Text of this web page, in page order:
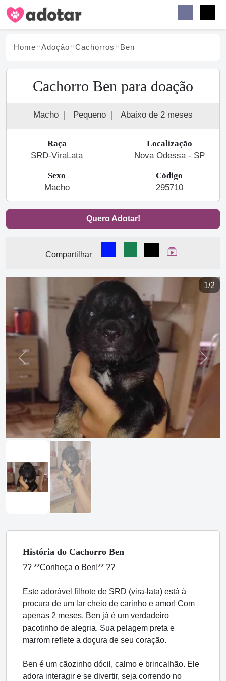
Home Adoção Cachorros Ben
Cachorro Ben para doação
Macho | Pequeno | Abaixo de 2 meses
Raça
SRD-ViraLata
Localização
Nova Odessa - SP
Sexo
Macho
Código
295710
Quero Adotar!
Compartilhar
Compartilhar no Facebook
Compartilhar no
Compartilhar
Ver Web Story
1/2
Previous Next
História do Cachorro Ben
?? **Conheça o Ben!** ??
Este adorável filhote de SRD (vira-lata) está à
procura de um lar cheio de carinho e amor! Com
apenas 2 meses, Ben já é um verdadeiro
pacotinho de alegria. Sua pelagem preta e
marrom reflete a doçura de seu coração.
Ben é um cãozinho dócil, calmo e brincalhão. Ele
adora interagir e se divertir, seja correndo no